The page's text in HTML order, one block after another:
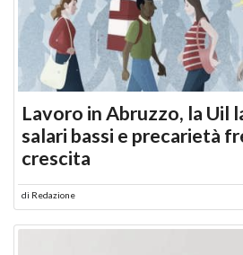
Lavoro in Abruzzo, la Uil
salari bassi e precarietà
crescita
di Redazione